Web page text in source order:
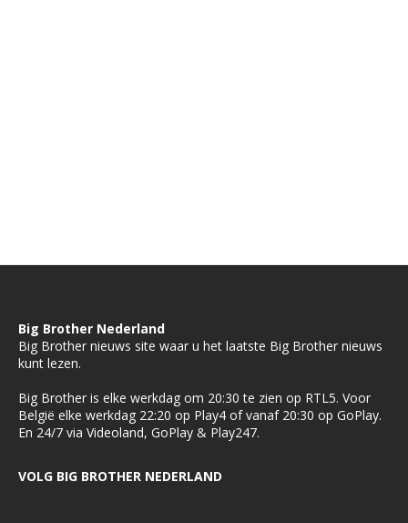
Big Brother Nederland
Big Brother nieuws site waar u het laatste Big Brother nieuws
kunt lezen.
Big Brother is elke werkdag om 20:30 te zien op RTL5. Voor
België elke werkdag 22:20 op Play4 of vanaf 20:30 op GoPlay.
En 24/7 via Videoland, GoPlay & Play247.
VOLG BIG BROTHER NEDERLAND